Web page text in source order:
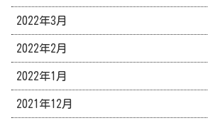
2022年3月
2022年2月
2022年1月
2021年12月